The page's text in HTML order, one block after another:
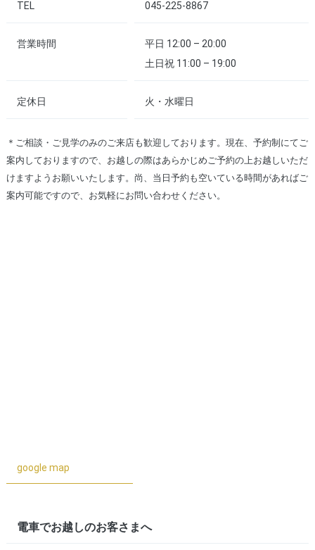
TEL 045-225-8867
営業時間
平日 12:00 – 20:00
土日祝 11:00 – 19:00
定休日 火・水曜日
＊ご相談・ご見学のみのご来店も歓迎しております。現在、予約制にてご
案内しておりますので、お越しの際はあらかじめご予約の上お越しいただ
けますようお願いいたします。尚、当日予約も空いている時間があればご
案内可能ですので、お気軽にお問い合わせください。
google map
電車でお越しのお客さまへ